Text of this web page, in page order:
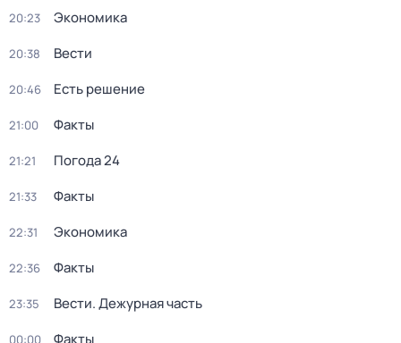
20:23 Экономика
20:38 Вести
20:46 Есть решение
21:00 Факты
21:21 Погода 24
21:33 Факты
22:31 Экономика
22:36 Факты
23:35 Вести. Дежурная часть
00:00 Факты